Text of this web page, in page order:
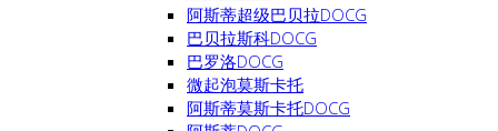
阿斯蒂超级巴贝拉DOCG
巴贝拉斯科DOCG
巴罗洛DOCG
微起泡莫斯卡托
阿斯蒂莫斯卡托DOCG